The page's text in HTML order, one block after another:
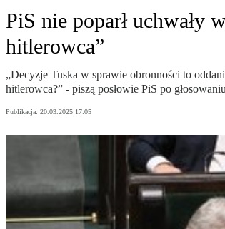
PiS nie poparł uchwały
hitlerowca”
„Decyzje Tuska w sprawie obronności to
hitlerowca?” - piszą posłowie PiS po
Publikacja: 20.03.2025 17:05